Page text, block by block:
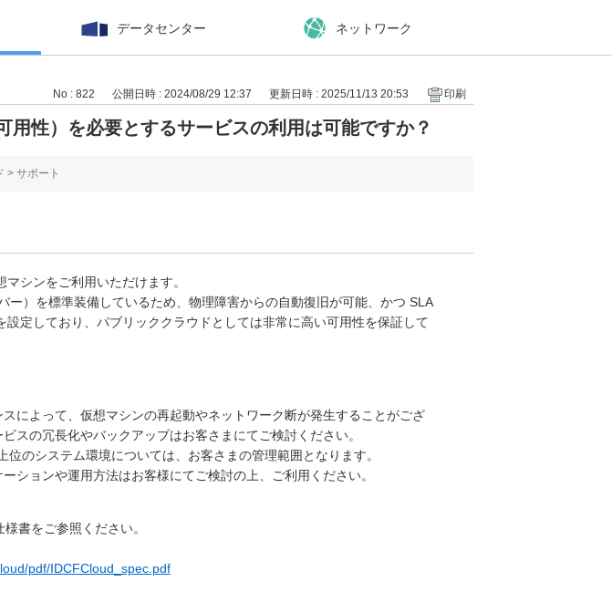
データセンター ネットワーク
No : 822 公開日時 : 2024/08/29 12:37 更新日時 : 2025/11/13 20:53 印刷
用性）を必要とするサービスの利用は可能ですか？
> サポート
シンをご利用いただけます。
ー）を標準装備しているため、物理障害からの自動復旧が可能、かつ SLA
設定しており、パブリッククラウドとしては非常に高い可用性を保証して
によって、仮想マシンの再起動やネットワーク断が発生することがござ
スの冗長化やバックアップはお客さまにてご検討ください。
位のシステム環境については、お客さまの管理範囲となります。
ションや運用方法はお客様にてご検討の上、ご利用ください。
書をご参照ください。
pdf/IDCFCloud_spec.pdf